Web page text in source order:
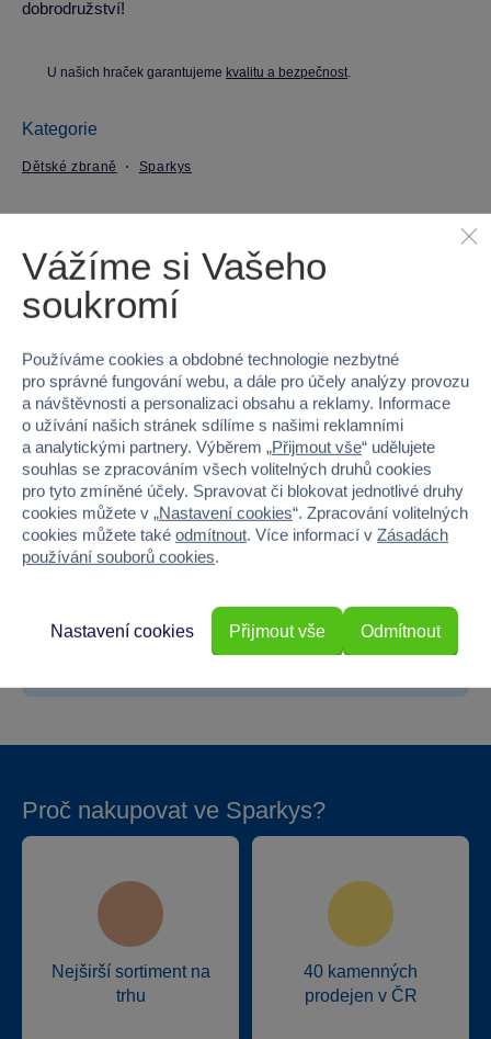
dobrodružství!
U našich hraček garantujeme kvalitu a bezpečnost.
Kategorie
Dětské zbraně Sparkys
EAN 8592525918516
Značka Sparkys
Věk od 3
Pohlaví KLUK
Šířka 30
Hloubka 21
Proč nakupovat ve Sparkys?
Nejširší sortiment na
trhu
40 kamenných
prodejen v ČR
Vážíme si Vašeho
soukromí
Používáme cookies a obdobné technologie nezbytné
pro správné fungování webu, a dále pro účely analýzy provozu
a návštěvnosti a personalizaci obsahu a reklamy. Informace
o užívání našich stránek sdílíme s našimi reklamními
a analytickými partnery. Výběrem „Přijmout vše“ udělujete
souhlas se zpracováním všech volitelných druhů cookies
pro tyto zmíněné účely. Spravovat či blokovat jednotlivé druhy
cookies můžete v „Nastavení cookies“. Zpracování volitelných
cookies můžete také odmítnout. Více informací v Zásadách
používání souborů cookies.
Odmítnout
Nastavení cookies Přijmout vše